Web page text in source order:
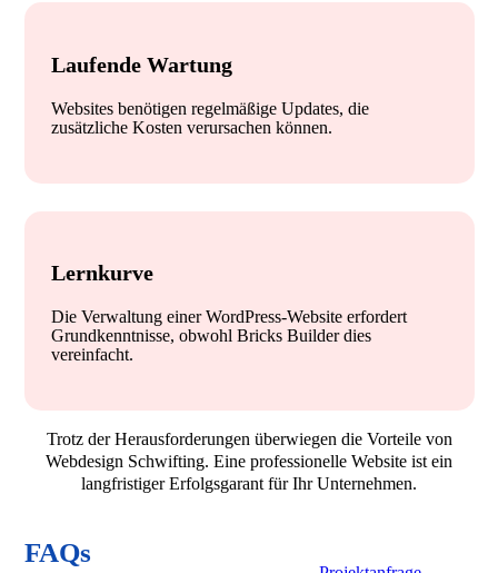
Laufende Wartung
Websites benötigen regelmäßige Updates, die
zusätzliche Kosten verursachen können.
Lernkurve
Die Verwaltung einer WordPress-Website erfordert
Grundkenntnisse, obwohl Bricks Builder dies
vereinfacht.
Trotz der Herausforderungen überwiegen die Vorteile von
Webdesign Schwifting. Eine professionelle Website ist ein
langfristiger Erfolgsgarant für Ihr Unternehmen.
FAQs